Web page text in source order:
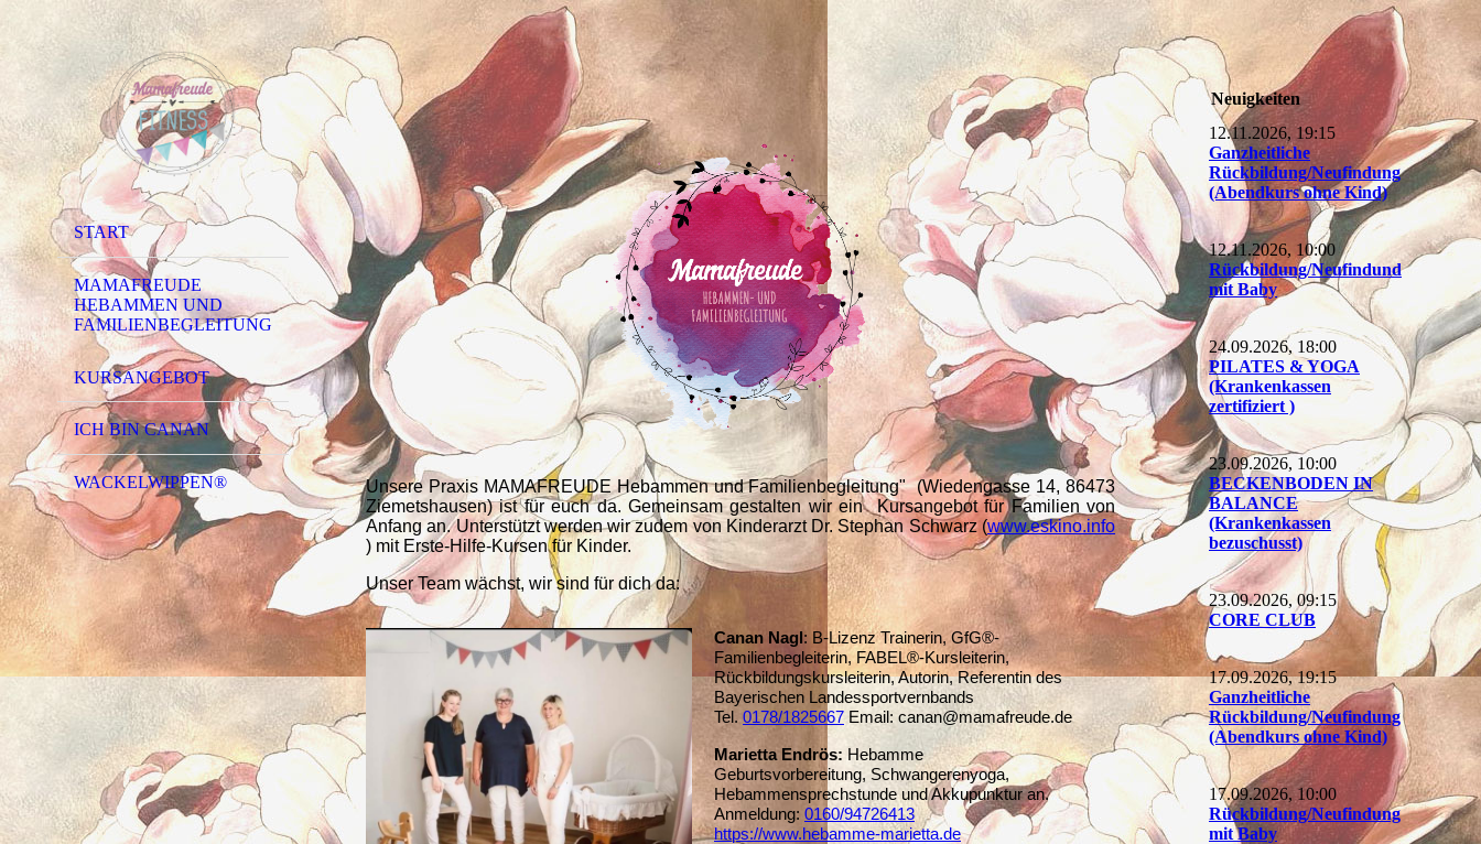
START
MAMAFREUDE
HEBAMMEN UND
FAMILIENBEGLEITUNG
KURSANGEBOT
ICH BIN CANAN
WACKELWIPPEN®
Unsere Praxis MAMAFREUDE Hebammen und Familienbegleitung" (Wiedengasse 14, 86473
Ziemetshausen) ist für euch da. Gemeinsam gestalten wir ein Kursangebot für Familien von
Anfang an. Unterstützt werden wir zudem von Kinderarzt Dr. Stephan Schwarz (www.eskino.info
) mit Erste-Hilfe-Kursen für Kinder.
Unser Team wächst, wir sind für dich da:
Canan Nagl: B-Lizenz Trainerin, GfG®-
Familienbegleiterin, FABEL®-Kursleiterin,
Rückbildungskursleiterin, Autorin, Referentin des
Bayerischen Landessportvernbands
Tel. 0178/1825667 Email: canan@mamafreude.de
Marietta Endrös: Hebamme
Geburtsvorbereitung, Schwangerenyoga,
Hebammensprechstunde und Akkupunktur an.
Anmeldung: 0160/94726413
https://www.hebamme-marietta.de
Neuigkeiten
12.11.2026, 19:15
Ganzheitliche
Rückbildung/Neufindung
(Abendkurs ohne Kind)
12.11.2026, 10:00
Rückbildung/Neufindund
mit Baby
24.09.2026, 18:00
PILATES & YOGA
(Krankenkassen
zertifiziert )
23.09.2026, 10:00
BECKENBODEN IN
BALANCE
(Krankenkassen
bezuschusst)
23.09.2026, 09:15
CORE CLUB
17.09.2026, 19:15
Ganzheitliche
Rückbildung/Neufindung
(Abendkurs ohne Kind)
17.09.2026, 10:00
Rückbildung/Neufindung
mit Baby